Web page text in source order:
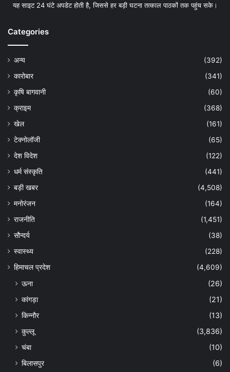
यह साइट 24 घंटे अपडेट होती है, जिससे हर बड़ी घटना तत्काल पाठकों तक पहुंच सके।
Categories
अन्य
(392)
कारोबार
(341)
कृषि बागवानी
(60)
क्राइम
(368)
खेल
(161)
टेक्नोलॉजी
(65)
देश विदेश
(122)
धर्म संस्कृति
(441)
बड़ी खबर
(4,508)
मनोरंजन
(164)
राजनीति
(1,451)
सौन्दर्य
(38)
स्वास्थ्य
(228)
हिमाचल प्रदेश
(4,609)
ऊना
(26)
कांगड़ा
(21)
किन्नौर
(13)
कुल्लू
(3,836)
चंबा
(10)
बिलासपुर
(6)